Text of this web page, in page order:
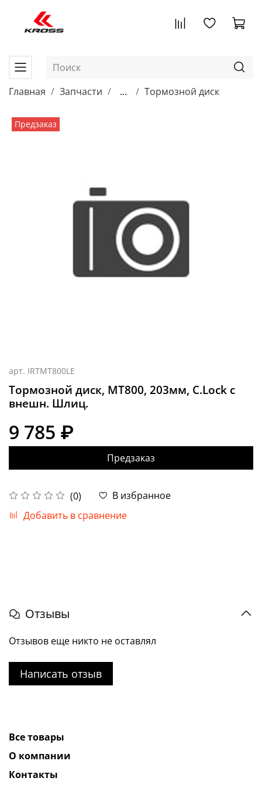
Главная Запчасти ... Тормозной диск
Предзаказ
арт. IRTMT800LE
Тормозной диск, MT800, 203мм, C.Lock с
внешн. Шлиц.
(0)
В избранное
Добавить в сравнение
9 785 ₽
Предзаказ
Отзывы
Отзывов еще никто не оставлял
Написать отзыв
Все товары
О компании
Контакты